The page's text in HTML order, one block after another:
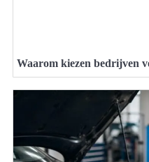
Waarom kiezen bedrijven